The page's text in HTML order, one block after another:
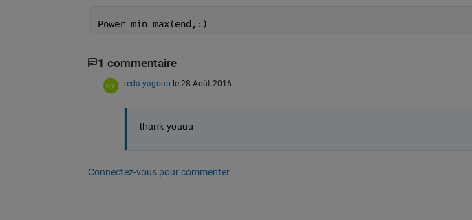
Power_min_max(end,:)
1 commentaire
reda yagoub le 28 Août 2016
thank youuu
Connectez-vous pour commenter.